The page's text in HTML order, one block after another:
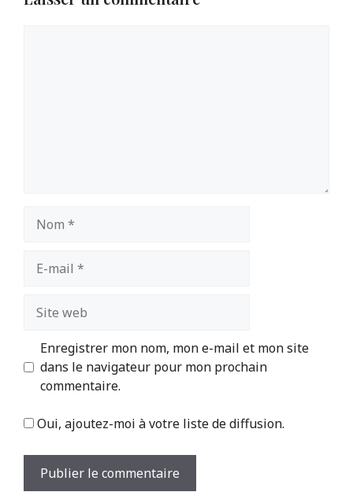
mail
web
Enregistrer mon nom, mon e-mail et mon site
dans le navigateur pour mon prochain
commentaire.
Oui, ajoutez-moi à votre liste de diffusion.